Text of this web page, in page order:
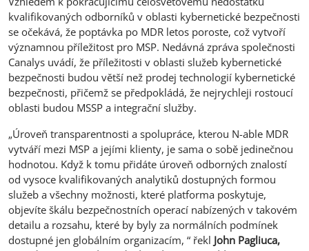
kvalifikovaných odborníků v oblasti kybernetické bezpečnosti
se očekává, že poptávka po MDR letos poroste, což vytvoří
významnou příležitost pro MSP. Nedávná zpráva společnosti
Canalys uvádí, že příležitosti v oblasti služeb kybernetické
bezpečnosti budou větší než prodej technologií kybernetické
bezpečnosti, přičemž se předpokládá, že nejrychleji rostoucí
oblasti budou MSSP a integrační služby.
„Úroveň transparentnosti a spolupráce, kterou N-able MDR
vytváří mezi MSP a jejími klienty, je sama o sobě jedinečnou
hodnotou. Když k tomu přidáte úroveň odborných znalostí
od vysoce kvalifikovaných analytiků dostupných formou
služeb a všechny možnosti, které platforma poskytuje,
objevíte škálu bezpečnostních operací nabízených v takovém
detailu a rozsahu, které by byly za normálních podmínek
dostupné jen globálním organizacím, “ řekl John Pagliuca,